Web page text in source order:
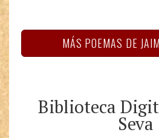
MÁS POEMAS DE
Biblioteca
Seva